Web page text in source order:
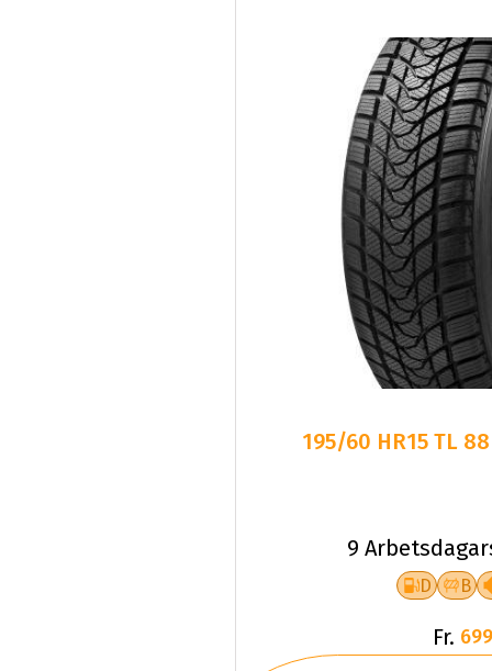
195/60 HR15 TL
9
D B
Fr.